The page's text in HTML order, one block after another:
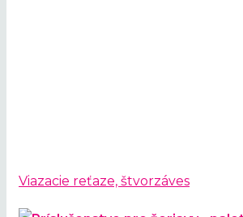
Viazacie reťaze, štvorzáves